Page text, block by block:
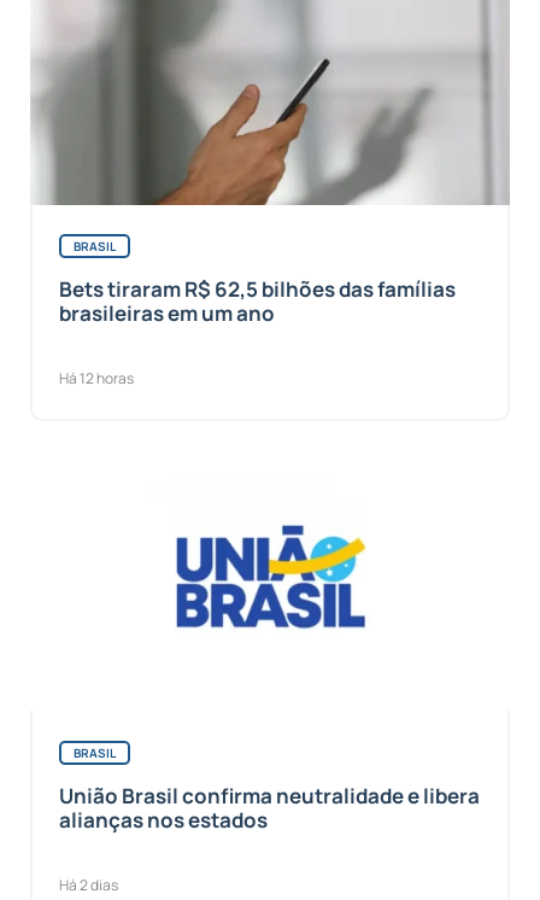
BRASIL
Bets tiraram R$ 62,5 bilhões das famílias
brasileiras em um ano
Há 12 horas
BRASIL
União Brasil confirma neutralidade e libera
alianças nos estados
Há 2 dias